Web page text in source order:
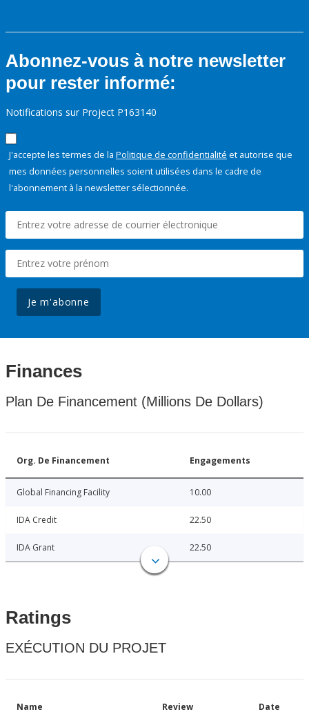
Abonnez-vous à notre newsletter
pour rester informé:
Notifications sur Project P163140
J'accepte les termes de la Politique de confidentialité et autorise que
mes données personnelles soient utilisées dans le cadre de
l'abonnement à la newsletter sélectionnée.
Je m'abonne
Finances
Plan De Financement (Millions De Dollars)
Org. De Financement Engagements
Global Financing Facility 10.00
IDA Credit 22.50
IDA Grant 22.50
Ratings
EXÉCUTION DU PROJET
Name Review Date